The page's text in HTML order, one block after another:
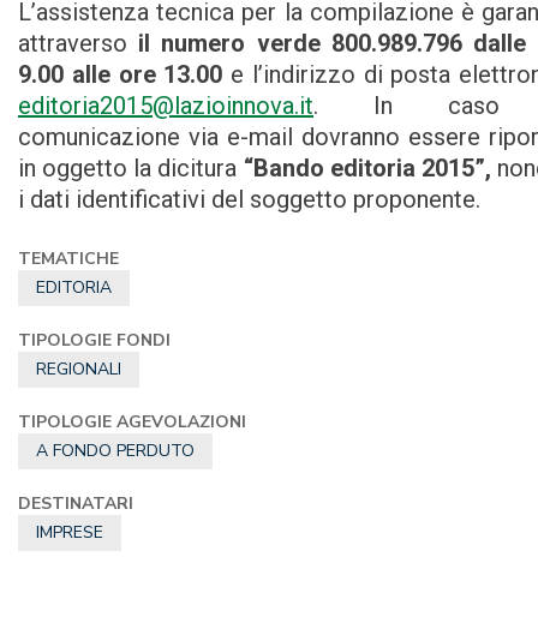
L’assistenza tecnica per la compilazione è
attraverso il numero verde 800.989.796 dalle
9.00 alle ore 13.00 e l’indirizzo di posta
editoria2015@lazioinnova.it. In caso
comunicazione via e-mail dovranno essere
in oggetto la dicitura “Bando editoria 2015”,
i dati identificativi del soggetto proponente.
TEMATICHE
EDITORIA
TIPOLOGIE FONDI
REGIONALI
TIPOLOGIE AGEVOLAZIONI
A FONDO PERDUTO
DESTINATARI
IMPRESE